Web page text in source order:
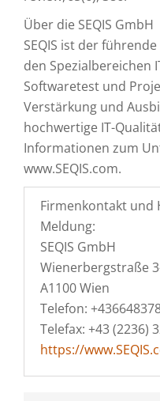
Über die SEQIS GmbH
SEQIS ist der
den Spezialbereichen
Softwaretest und
Verstärkung und
hochwertige IT-
Informationen zum
www.SEQIS.com.
Firmenkontakt und
Meldung:
SEQIS GmbH
Wienerbergstraße
A1100 Wien
Telefon:
Telefax: +43 (2236)
https://